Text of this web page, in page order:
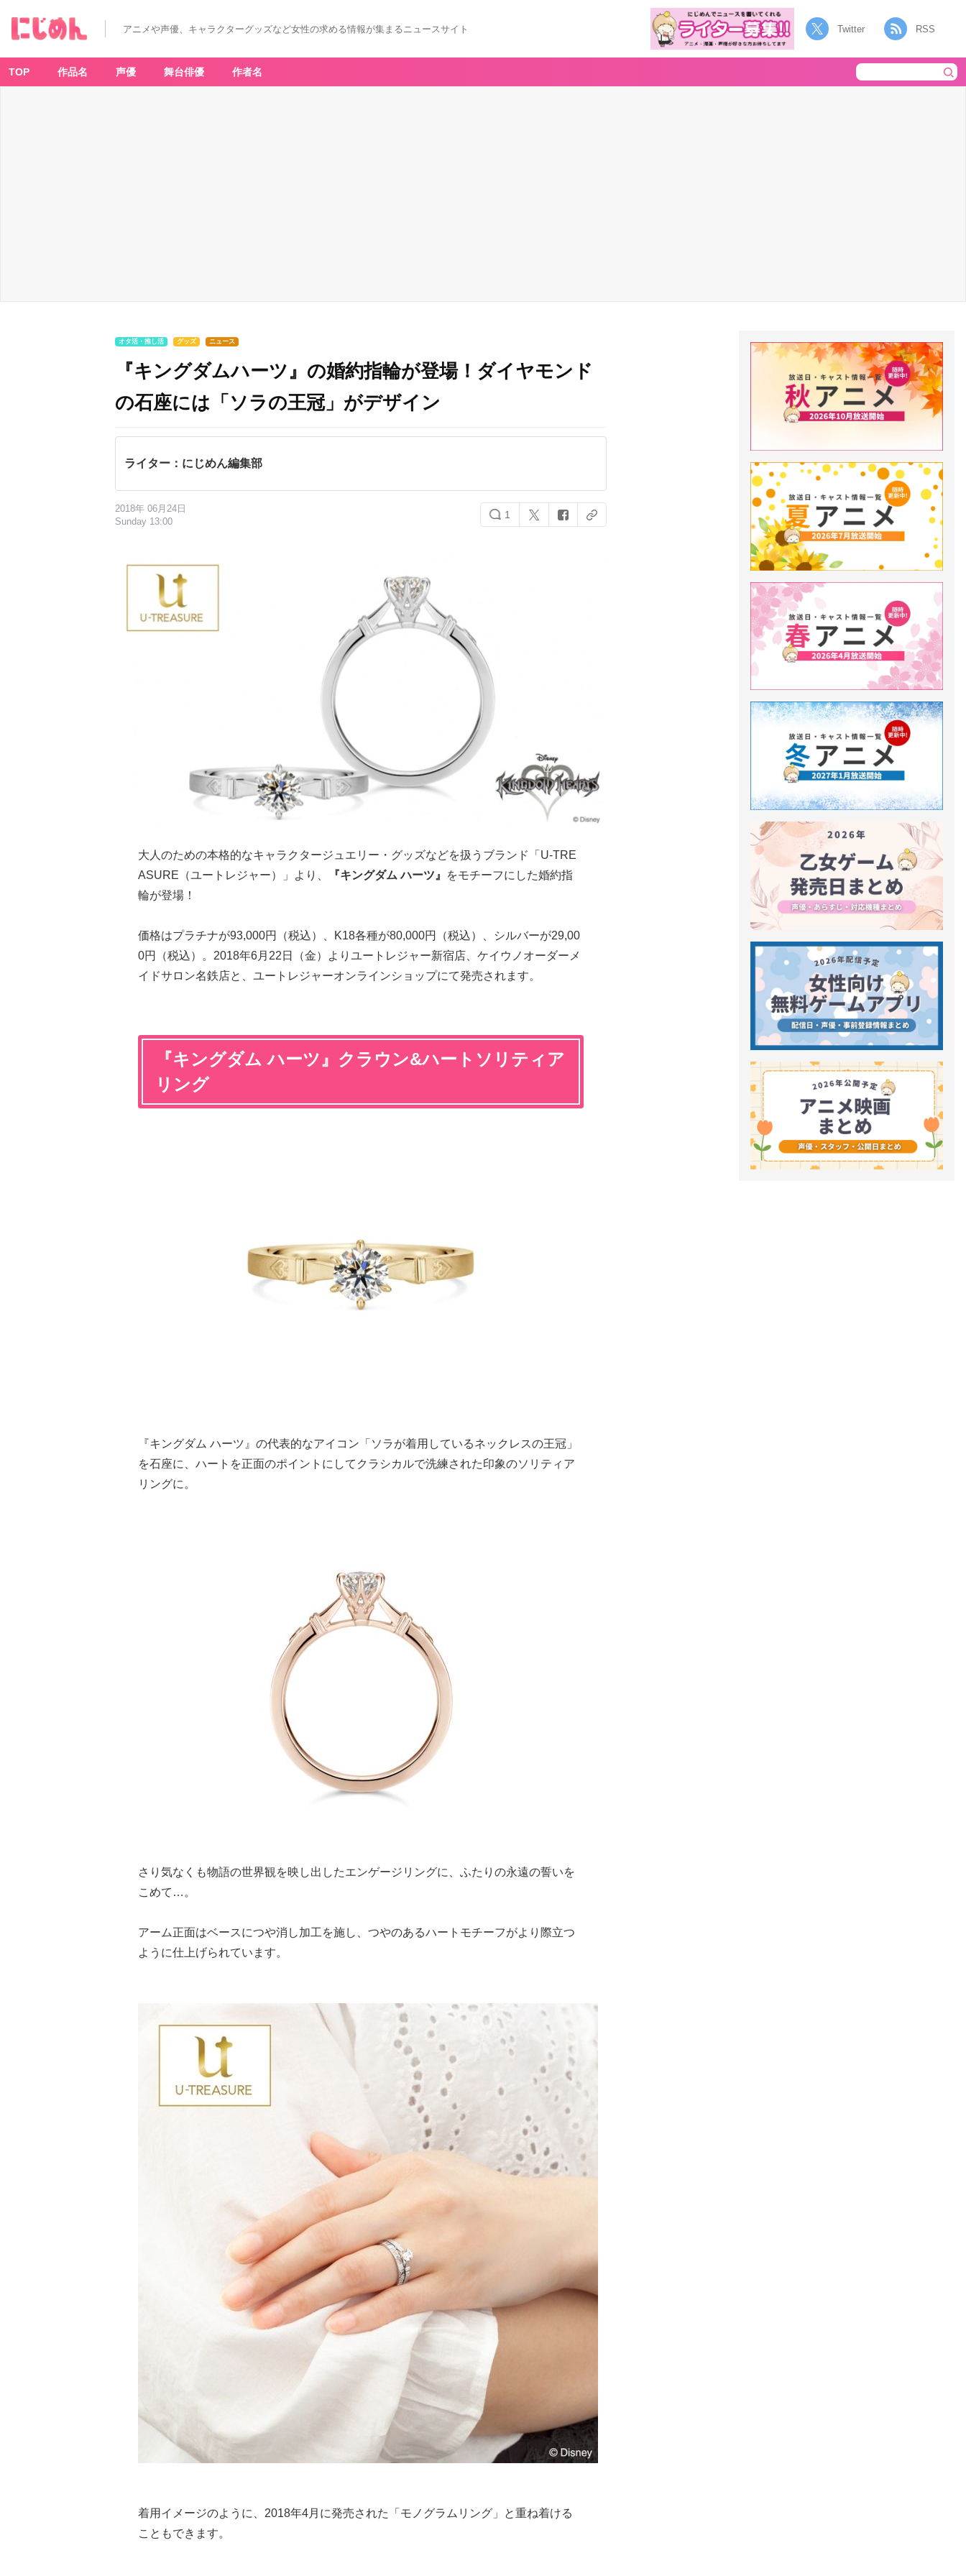
アニメや声優、キャラクターグッズなど女性の求める情報が集まるニュースサイト Twitter RSS
TOP 作品名 声優 舞台俳優 作者名
オタ活・推し活 グッズ ニュース
『キングダムハーツ』の婚約指輪が登場！ダイヤモンド
の石座には「ソラの王冠」がデザイン
ライター：にじめん編集部
2018年 06月24日
Sunday 13:00
1
大人のための本格的なキャラクタージュエリー・グッズなどを扱うブランド「U-TRE
ASURE（ユートレジャー）」より、
『キングダム ハーツ』
をモチーフにした婚約指
輪が登場！
価格はプラチナが93,000円（税込）、K18各種が80,000円（税込）、シルバーが29,00
0円（税込）。2018年6月22日（金）よりユートレジャー新宿店、ケイウノオーダーメ
イドサロン名鉄店と、ユートレジャーオンラインショップにて発売されます。
『キングダム ハーツ』クラウン&ハートソリティア
リング
『キングダム ハーツ』の代表的なアイコン「ソラが着用しているネックレスの王冠」
を石座に、ハートを正面のポイントにしてクラシカルで洗練された印象のソリティア
リングに。
さり気なくも物語の世界観を映し出したエンゲージリングに、ふたりの永遠の誓いを
こめて…。
アーム正面はベースにつや消し加工を施し、つやのあるハートモチーフがより際立つ
ように仕上げられています。
着用イメージのように、2018年4月に発売された「モノグラムリング」と重ね着ける
こともできます。